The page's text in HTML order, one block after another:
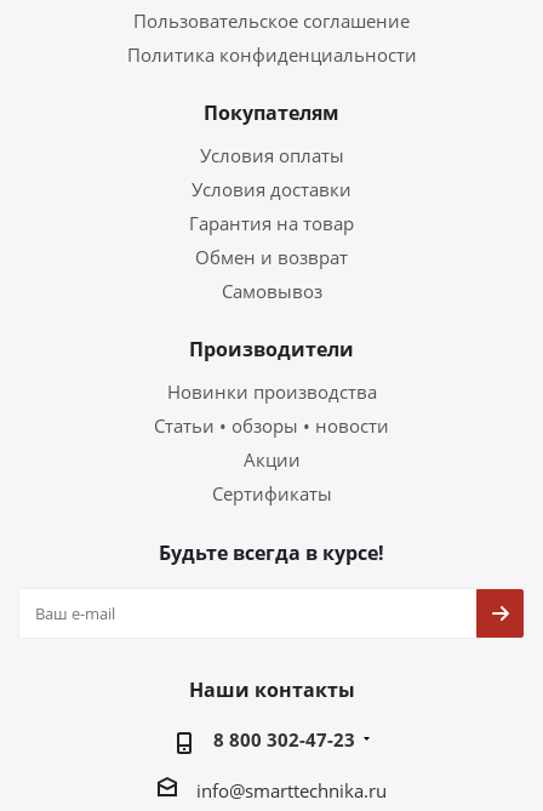
Пользовательское соглашение
Политика конфиденциальности
Покупателям
Условия оплаты
Условия доставки
Гарантия на товар
Обмен и возврат
Самовывоз
Производители
Новинки производства
Статьи • обзоры • новости
Акции
Сертификаты
Будьте всегда в курсе!
Наши контакты
8 800 302-47-23
info@smarttechnika.ru